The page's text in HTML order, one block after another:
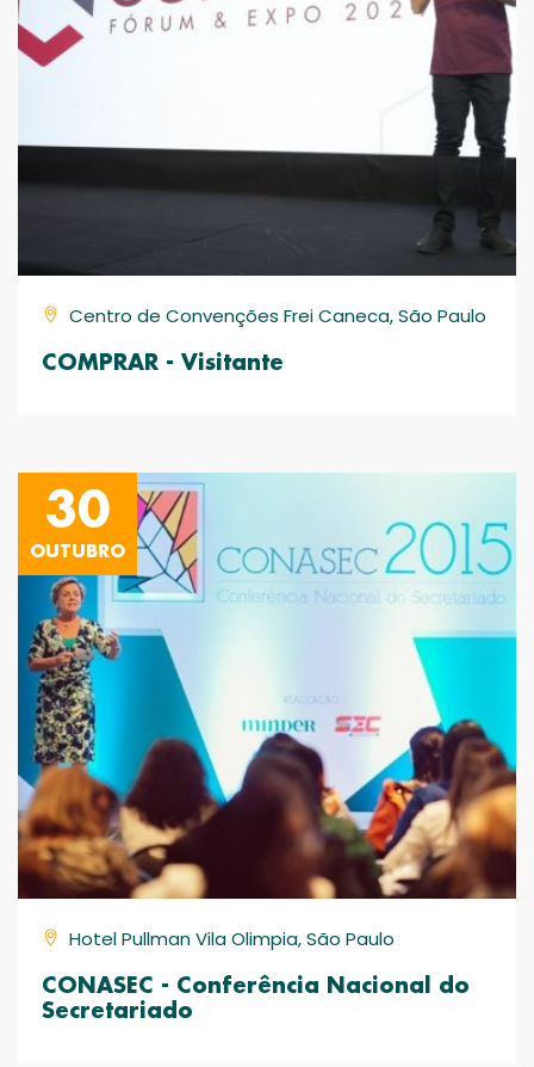
Centro de Convenções Frei Caneca, São Paulo
COMPRAR - Visitante
30
OUTUBRO
Hotel Pullman Vila Olimpia, São Paulo
CONASEC - Conferência Nacional do
Secretariado